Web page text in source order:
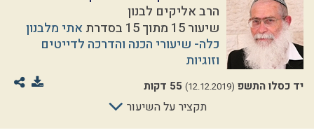
הרב אליקים לבנון
שיעור 15 מתוך 15 בסדרת
אתי מלבנון
כלה- שיעורי הכנה והדרכה לדייטים
וזוגיות
יד כסלו התשפ (12.12.2019) 55 דקות
תקציר על השיעור